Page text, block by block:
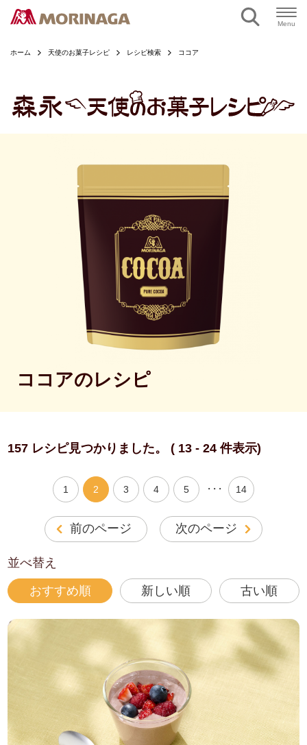
Menu
ホーム 天使のお菓子レシピ レシピ検索 ココア
ココアのレシピ
157 レシピ見つかりました。 ( 13 - 24 件表示)
前のページ
1 2 3 4 5 ・・・ 14
次のページ
並べ替え
おすすめ順 新しい順 古い順